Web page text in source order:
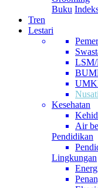
Buku
Tren
Lestari
Kesehatan
Air
Pendidikan
Lingkungan